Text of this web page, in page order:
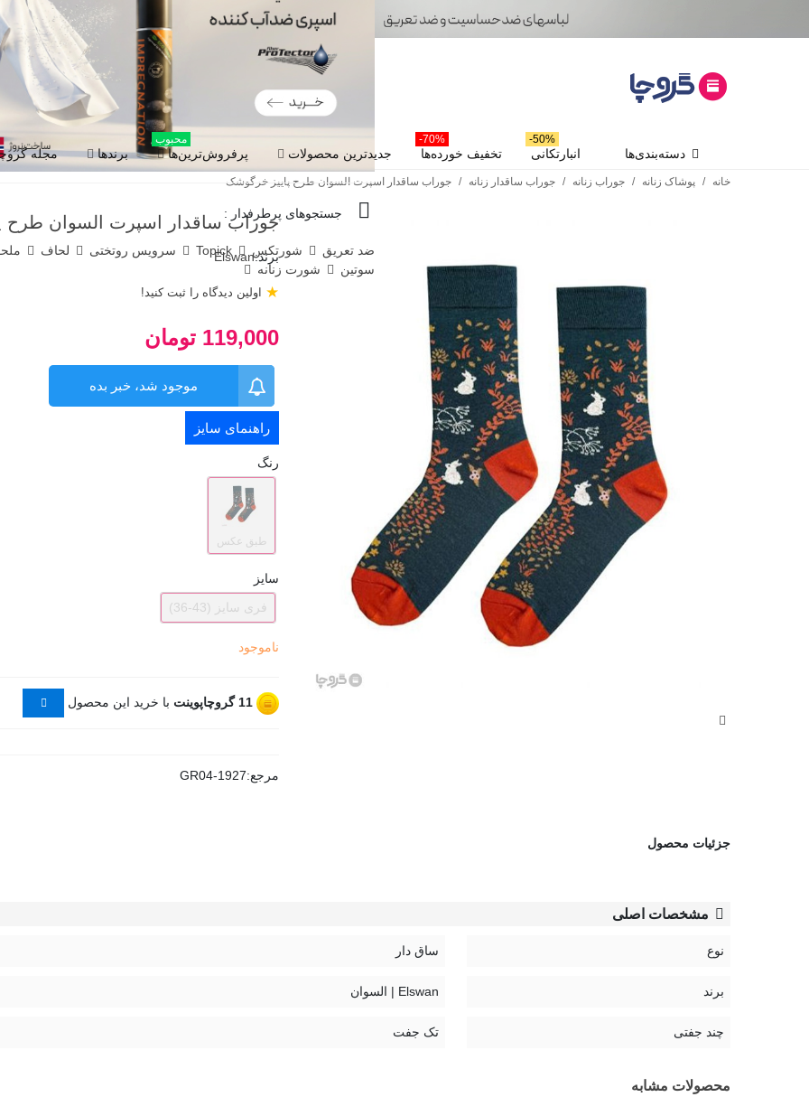
جستجوهای پرطرفدار :
ضد تعریق شورتکس Topick سرویس روتختی لحاف
سوتین
شورت زنانه
دسته‌بندی‌ها انبارتکانی
50%-
تخفیف خورده‌ها
70%-
جدیدترین محصولات پرفروش‌ترین‌ها
محبوب
برندها مجله
خانه / پوشاک زنانه / جوراب زنانه / جوراب ساقدار زنانه / جوراب ساقدار اسپرت السوان طرح پاییز خرگوشک
جوراب ساقدار اسپرت السوان طرح
برند:Elswan
اولین دیدگاه را ثبت کنید! ★
119,000 تومان
موجود شد، خبر بده
راهنمای سایز
رنگ
طبق عکس
سایز
فری سایز (43-36)
ناموجود
11 گروچاپوینت با خرید این محصول
مرجع:GR04-1927
جزئیات محصول
مشخصات اصلی
نوع ساق دار
برند Elswan | السوان
چند جفتی تک جفت
محصولات مشابه